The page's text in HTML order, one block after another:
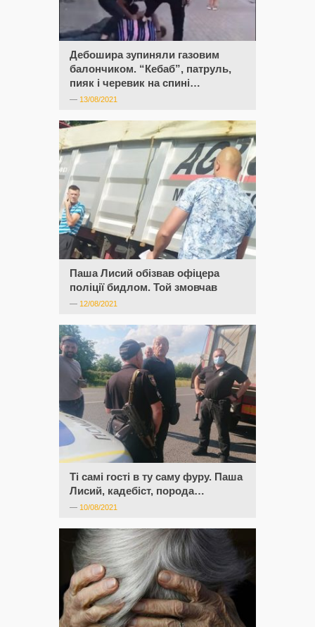
Дебошира зупиняли газовим
балончиком. “Кебаб”, патруль,
пияк і черевик на спині…
— 13/08/2021
Паша Лисий обізвав офіцера
поліції бидлом. Той змовчав
— 12/08/2021
Ті самі гості в ту саму фуру. Паша
Лисий, кадебіст, порода…
— 10/08/2021